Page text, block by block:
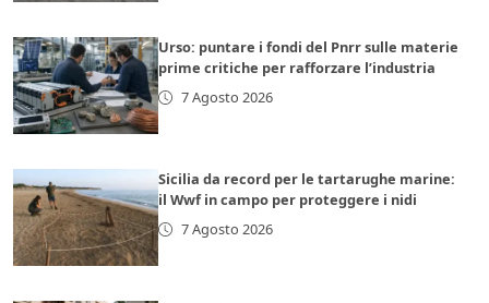
Urso: puntare i fondi del Pnrr sulle materie
prime critiche per rafforzare l’industria
7 Agosto 2026
Sicilia da record per le tartarughe marine:
il Wwf in campo per proteggere i nidi
7 Agosto 2026